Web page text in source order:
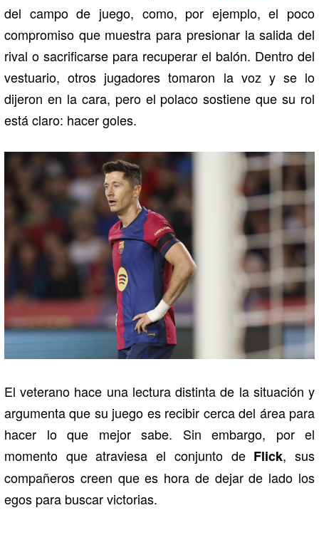
del campo de juego, como, por ejemplo, el poco
compromiso que muestra para presionar la salida del
rival o sacrificarse para recuperar el balón. Dentro del
vestuario, otros jugadores tomaron la voz y se lo
dijeron en la cara, pero el polaco sostiene que su rol
está claro: hacer goles.
El veterano hace una lectura distinta de la situación y
argumenta que su juego es recibir cerca del área para
hacer lo que mejor sabe. Sin embargo, por el
momento que atraviesa el conjunto de Flick, sus
compañeros creen que es hora de dejar de lado los
egos para buscar victorias.